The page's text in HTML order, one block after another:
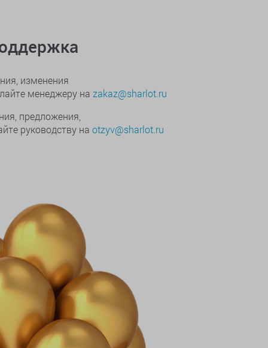
изменения
менеджеру на zakaz@sharlot.ru
предложения,
руководству на otzyv@sharlot.ru